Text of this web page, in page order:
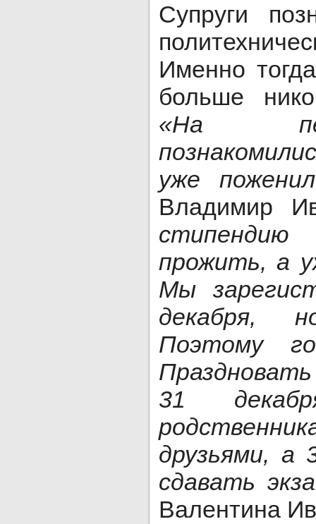
Супруги
Именно
больше
«На
уже
Владимир
прожить, а
Мы
декабря,
Поэтому
31
друзьями, а
сдавать
Валентина